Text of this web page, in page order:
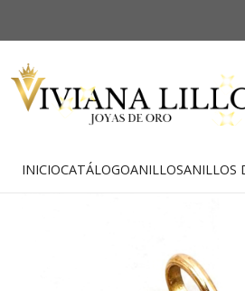
INICIOCATÁLOGOANILLOSANILLOS
-28% OFF
Envío Gratis